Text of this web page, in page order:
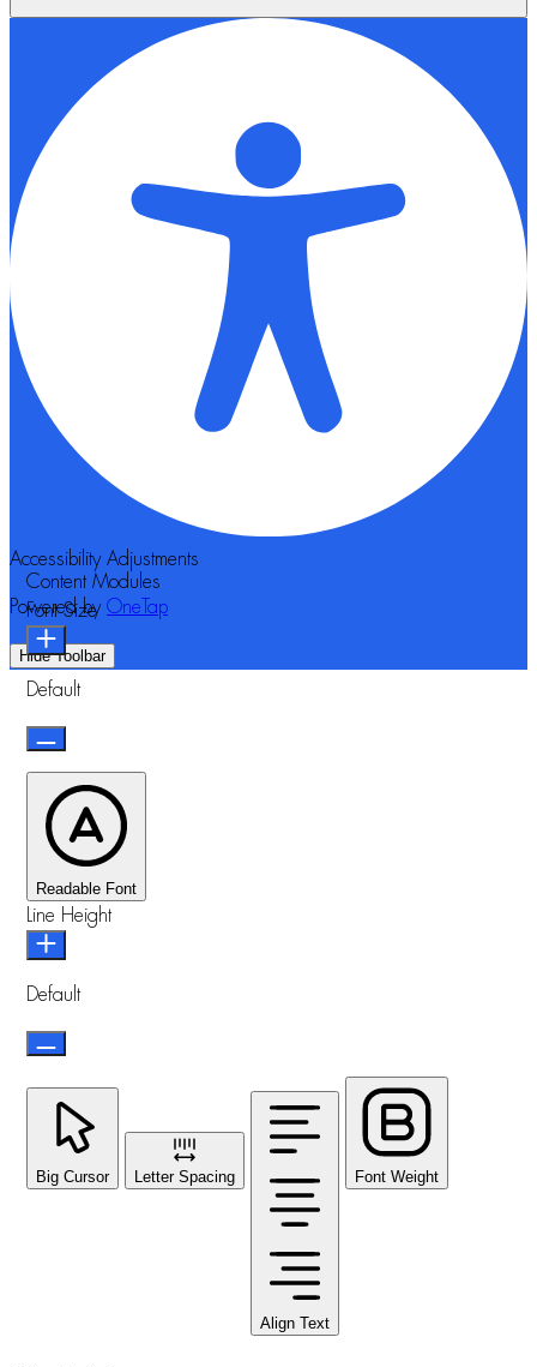
Accessibility Adjustments
Powered by OneTap
Hide Toolbar
Content Modules
Font Size
Default
Readable Font
Line Height
Default
Big Cursor Letter Spacing
Align Text
Font Weight